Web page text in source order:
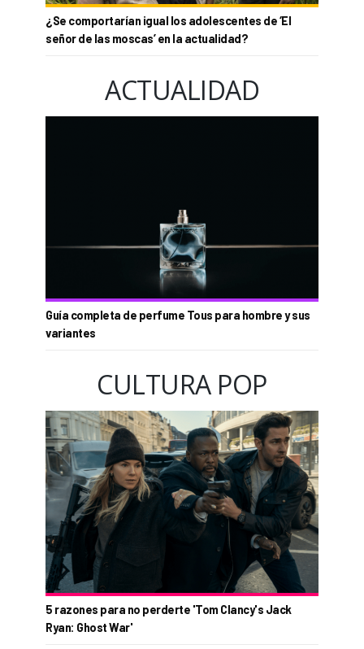
¿Se comportarían igual los adolescentes de ‘El
señor de las moscas’ en la actualidad?
ACTUALIDAD
Guía completa de perfume Tous para hombre y sus
variantes
CULTURA POP
5 razones para no perderte 'Tom Clancy's Jack
Ryan: Ghost War'